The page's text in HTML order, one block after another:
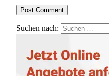
Suchen nach: